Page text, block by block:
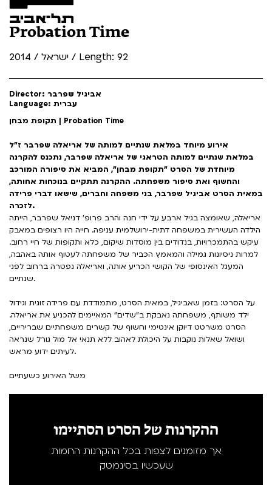
Probation Time
ישראל / 2014 / Length: 92
Director: אביגיל שפרבר
Language: עברית
תקופת מבחן | Probation Time
אירוע מיוחד במלאת שנתיים למותה של אריאלה שפרבר ז"ל
במלאת שנתיים למותה הטראגי של אריאלה שפרבר, נתכנס להקרנה
מיוחדת של הסרט "תקופת מבחן", המביא את סיפורה המורכב
והחשוף ואת סיפור משפחתה. ההקרנה תתקיים בנוכחות אחותה,
במאית הסרט אביגיל שפרבר, בני משפחה וחברים, שישאו דברי פרידה
לזכרה.
אריאלה, שאומצה בגיל ארבע על ידי חנה והרב פרופ' דניאל שפרבר, הייתה
הילדה העשירית במשפחה דתית-ירושלמית עניפה. חייה היו רצופים במאבק
עיקש בהתמכרויות, בנדודים בין מוסדות שיקום, כלא ותקופות של חיי רחוב.
למרות ניסיונות גמילה והמאמץ הכביר של משפחתה לעטוף אותה באהבה,
המעגל האינסופי של הקושי הכריע אותה, ואריאלה נפטרה ברחוב לפני
שנתיים.
על הסרט: בזמן שאביגיל, במאית הסרט, מתמודדת עם פרידה זוגית וגידול
ילד משותף, משפחתה נאבקת ב"שדים" המאיימים להכניע את אריאלה.
הסרט משרטט דיוקן אינטימי וחשוף של קשרים משפחתיים שבריריים,
ושואל שאלות נוקבות על היכולת לאהוב ללא תנאי אל מול גורל שנראה
לעיתים ידוע מראש.
משל האירוע כשעתיים
ההקרנות של הסרט הסתיימו
אך מזומנים לצפות בכל ההקרנות החמות
שעכשיו בסינמטק